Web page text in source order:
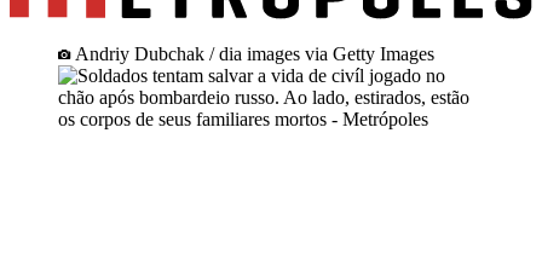
Andriy Dubchak / dia images via Getty Images